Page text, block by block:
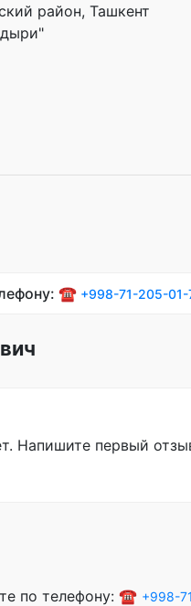
район, Ташкент
☎️ +998-71-205-01-
Напишите первый
по телефону: ☎️ +998-